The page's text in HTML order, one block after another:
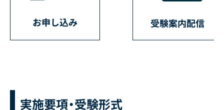
お申し込み 受験案内配信
実施要項・受験形式